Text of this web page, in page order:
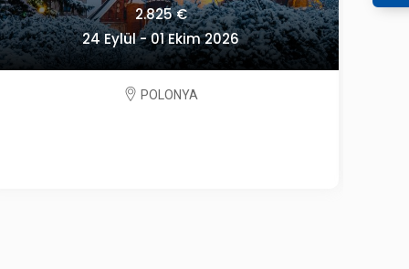
4.495 $
14 - 24 Ekim 2026